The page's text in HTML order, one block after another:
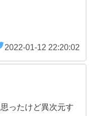
2022-01-12 22:20:02
ったけど異次元す